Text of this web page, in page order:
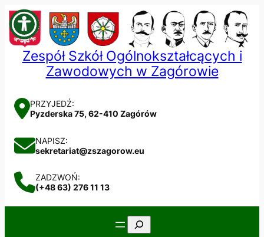
Przejdź
do
treści
Zespół Szkół Ogólnokształcących i
Zawodowych w Zagórowie
PRZYJEDŹ:
Pyzderska 75, 62-410 Zagórów
NAPISZ:
sekretariat@zszagorow.eu
ZADZWOŃ:
(+48 63) 276 11 13
Szukaj